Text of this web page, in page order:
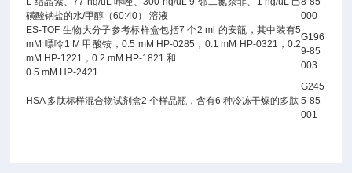
磺酸钠盐的水/甲醇（60:40） 溶液
000
ES-TOF 生物大分子参考标样盒包括7 个2 ml 的安瓿，其中装有5
mM 嘌呤1 M 甲酸铵，0.5 mM HP-0285，0.1 mM HP-0321，0.2
mM HP-1221，0.2 mM HP-1821 和
G196
9-85
003
0.5 mM HP-2421
HSA 多肽标样混合物试剂盒2 个样品瓶，含有6 种冷冻干燥的多肽
G245
5-85
001